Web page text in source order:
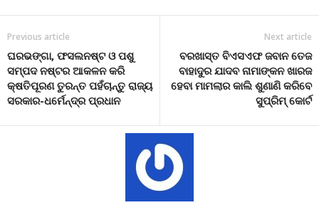
Previous article
ଘରଭଙ୍ଗା, ଫସଲନଷ୍ଟ ଓ ପଶୁ
ସମ୍ପଦ ନଷ୍ଟର ଆକଳନ କରି
କ୍ଷତିପୂରଣ ତୁରନ୍ତ ପହଁଚାନ୍ତୁ ରାଜ୍ୟ
ସରକାର-ଧର୍ମେନ୍ଦ୍ର ପ୍ରଧାନ
Next article
ବରଖାସ୍ତ ବିଏସଏଫ ଜବାନ ତେଜ
ବାହାଦୁର ଯାଦବ ନାମାଙ୍କନ ଖାରଜ
ହେବା ମାମଲାର କାଲି ଶୁଣାଣି କରିବେ
ସୁପ୍ରିମ୍ କୋର୍ଟ